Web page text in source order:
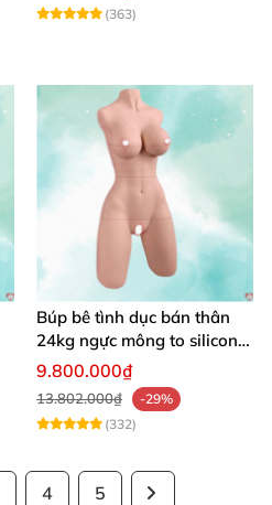
(363)
Búp bê tình dục bán thân
24kg ngực mông to silicon y
tế siêu thật
9.800.000₫
13.802.000₫
-29%
(332)
4 5